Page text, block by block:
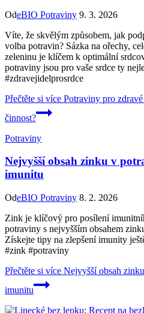
OdeBIO Potraviny 9. 3. 2026
Víte, že skvělým způsobem, jak
volba potravin? Sázka na ořechy,
zeleninu je klíčem k optimální
potraviny jsou pro vaše srdce ty
#zdravejidelprosrdce
Přečtěte si více Potraviny pro
činnost?
Potraviny
Nejvyšší obsah zinku v
imunitu
OdeBIO Potraviny 8. 2. 2026
Zink je klíčový pro posílení
potraviny s nejvyšším obsahem
Získejte tipy na zlepšení imunity
#zink #potraviny
Přečtěte si více Nejvyšší obsah
imunitu